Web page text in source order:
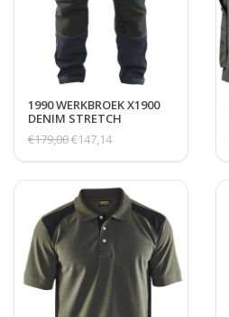
1990 WERKBROEK X1900
DENIM STRETCH
€179,00€147,14